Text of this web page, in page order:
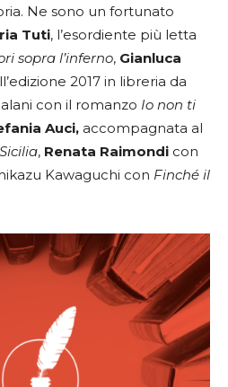
Ne sono un fortunato
Tuti, l’esordiente più letta
sopra l’inferno, Gianluca
2017 in libreria da
con il romanzo Io non ti
Auci, accompagnata al
, Renata Raimondi con
Kawaguchi con Finché il